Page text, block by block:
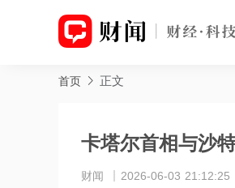
首页 正文
卡塔尔首相与沙
财闻 2026-06-03 21:12:25